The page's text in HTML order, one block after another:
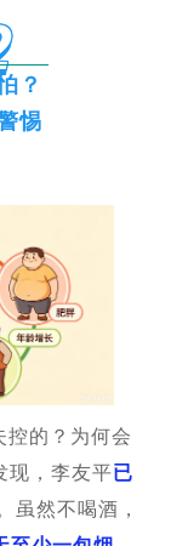
？
惕
的？为何会
现，李友平已
虽然不喝酒，